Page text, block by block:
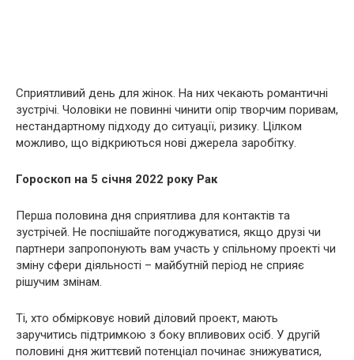
Сприятливий день для жінок. На них чекають романтичні
зустрічі. Чоловіки не повинні чинити опір творчим поривам,
нестандартному підходу до ситуації, ризику. Цілком
можливо, що відкриються нові джерела заробітку.
Гороскоп на 5 січня 2022 року Рак
Перша половина дня сприятлива для контактів та
зустрічей. Не поспішайте погоджуватися, якщо друзі чи
партнери запропонують вам участь у спільному проекті чи
зміну сфери діяльності – майбутній період не сприяє
рішучим змінам.
Ті, хто обмірковує новий діловий проект, мають
заручитись підтримкою з боку впливових осіб. У другій
половині дня життєвий потенціал починає знижуватися,